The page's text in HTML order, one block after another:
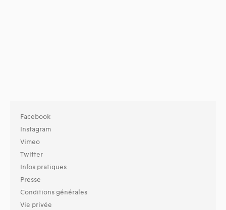
Facebook
Instagram
Vimeo
Twitter
Infos pratiques
Presse
Conditions générales
Vie privée